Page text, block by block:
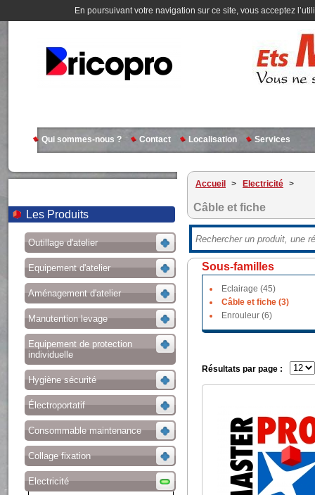
En poursuivant votre navigation sur ce site, vous acceptez
Qui sommes-nous ? Contact Localisation Services
Les Produits
Outillage d'atelier
Equipement d'atelier
Aménagement d'atelier
Manutention levage
Equipement de protection
individuelle
Hygiène sécurité
Électroportatif
Consommable maintenance
Collage fixation
Electricité
Accueil > Electricité >
Câble et fiche
Sous-familles
Eclairage (45)
Câble et fiche (3)
Enrouleur (6)
Résultats par page :